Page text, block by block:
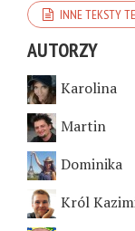
INNE TEKSTY
AUTORZY
Karolina
Martin
Dominika
Król